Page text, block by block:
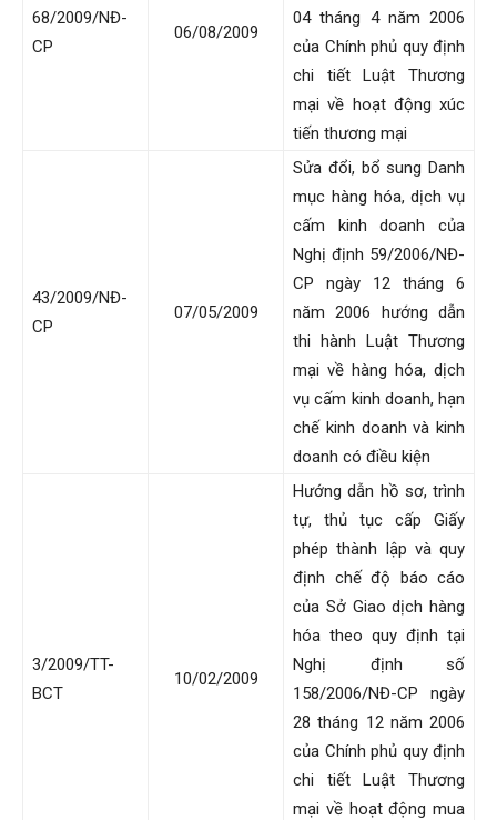
68/2009/NĐ-
CP
06/08/2009
04 tháng 4 năm 2006
của Chính phủ quy định
chi tiết Luật Thương
mại về hoạt động xúc
tiến thương mại
43/2009/NĐ-
CP
07/05/2009
Sửa đổi, bổ sung Danh
mục hàng hóa, dịch vụ
cấm kinh doanh của
Nghị định 59/2006/NĐ-
CP ngày 12 tháng 6
năm 2006 hướng dẫn
thi hành Luật Thương
mại về hàng hóa, dịch
vụ cấm kinh doanh, hạn
chế kinh doanh và kinh
doanh có điều kiện
3/2009/TT-
BCT
10/02/2009
Hướng dẫn hồ sơ, trình
tự, thủ tục cấp Giấy
phép thành lập và quy
định chế độ báo cáo
của Sở Giao dịch hàng
hóa theo quy định tại
Nghị định số
158/2006/NĐ-CP ngày
28 tháng 12 năm 2006
của Chính phủ quy định
chi tiết Luật Thương
mại về hoạt động mua